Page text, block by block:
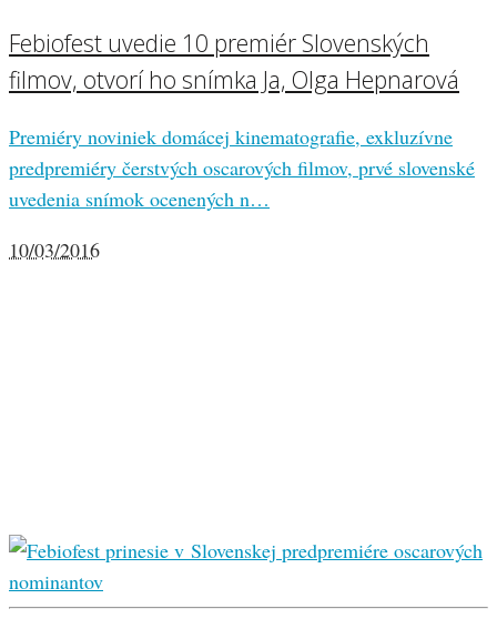
Febiofest uvedie 10 premiér Slovenských
filmov, otvorí ho snímka Ja, Olga Hepnarová
Premiéry noviniek domácej kinematografie, exkluzívne
predpremiéry čerstvých oscarových filmov, prvé slovenské
uvedenia snímok ocenených n…
10/03/2016